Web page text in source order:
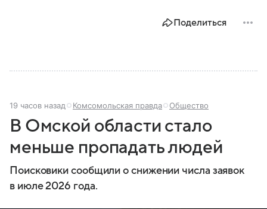
Поделиться
19 часов назад Комсомольская правда Общество
В Омской области стало
меньше пропадать людей
Поисковики сообщили о снижении числа заявок
в июле 2026 года.